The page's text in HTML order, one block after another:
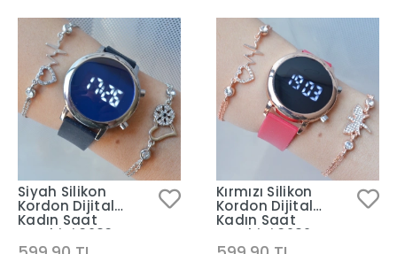
Siyah Silikon
Kordon Dijital
Kadın Saat
Kombini 3283
Kırmızı Silikon
Kordon Dijital
Kadın Saat
Kombini 3282